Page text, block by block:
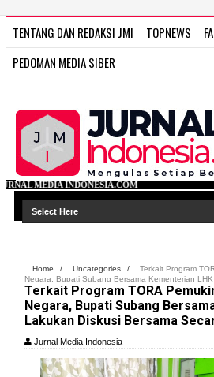
TENTANG DAN REDAKSI JMI TOPNEWS
PEDOMAN MEDIA SIBER
Home / Uncategories /
Terkait Program
Negara, Bupati Subang Bersama Kementerian
Secara Virtual
Terkait Program TORA
Negara, Bupati Subang
Lakukan Diskusi Bersama
Jurnal Media Indonesia